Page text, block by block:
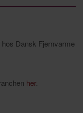
Dansk Fjernvarme
her.